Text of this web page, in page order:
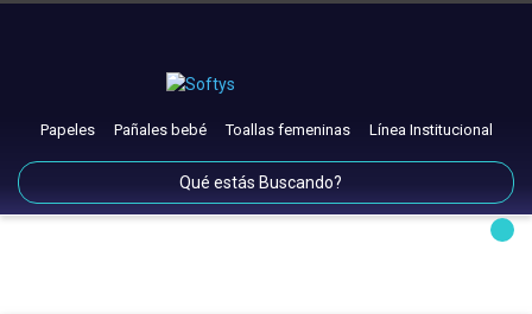
Papeles Pañales bebé Toallas femeninas Línea Institucional